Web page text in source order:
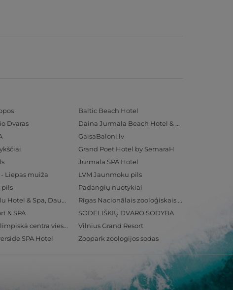
Baltic Beach Hotel
Dvaras
Daina Jurmala Beach Hotel & SPA
GaisaBaloni.lv
Grand Poet Hotel by SemaraH
Jūrmala SPA Hotel
Liepas muiža
LVM Jaunmoku pils
pils
Padangių nuotykiai
Radisson Blu Hotel & Spa, Daugava Riga
Rīgas Nacionālais zooloģiskais dārzs
& SPA
SODELIŠKIŲ DVARO SODYBA
Ventspils Olimpiskā centra viesnīca
Vilnius Grand Resort
SPA Hotel Zoopark zoologijos sodas